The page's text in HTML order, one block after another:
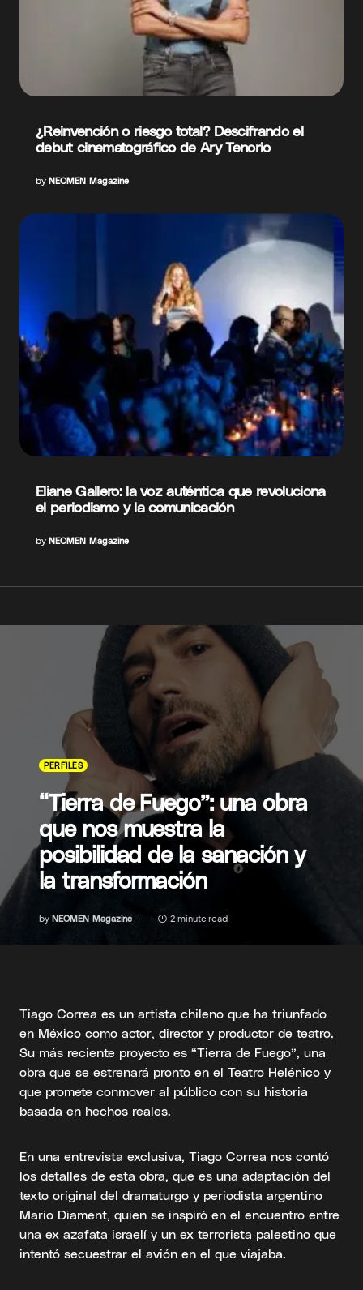
¿Reinvención o riesgo total? Descifrando el
debut cinematográfico de Ary Tenorio
by NEOMEN Magazine
Eliane Gallero: la voz auténtica que revoluciona
el periodismo y la comunicación
by NEOMEN Magazine
PERFILES
“Tierra de Fuego”: una obra
que nos muestra la
posibilidad de la sanación y
la transformación
by NEOMEN Magazine 2 minute read
Tiago Correa es un artista chileno que ha triunfado
en México como actor, director y productor de teatro.
Su más reciente proyecto es “Tierra de Fuego”, una
obra que se estrenará pronto en el Teatro Helénico y
que promete conmover al público con su historia
basada en hechos reales.
En una entrevista exclusiva, Tiago Correa nos contó
los detalles de esta obra, que es una adaptación del
texto original del dramaturgo y periodista argentino
Mario Diament, quien se inspiró en el encuentro entre
una ex azafata israelí y un ex terrorista palestino que
intentó secuestrar el avión en el que viajaba.